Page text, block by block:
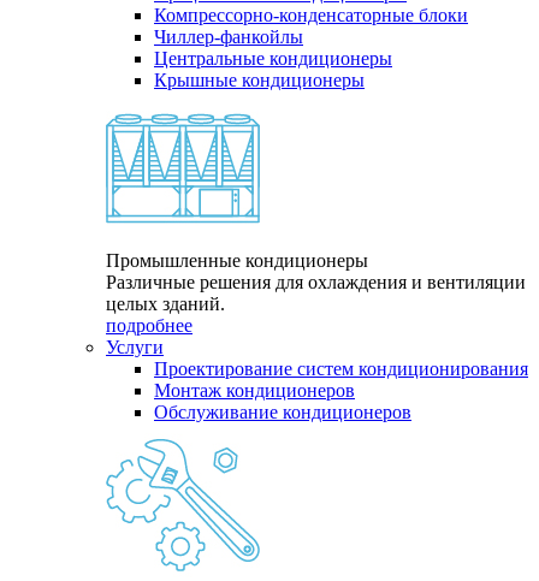
Компрессорно-конденсаторные блоки
Чиллер-фанкойлы
Центральные кондиционеры
Крышные кондиционеры
Промышленные кондиционеры
Различные решения для охлаждения и вентиляции
целых зданий.
подробнее
Услуги
Проектирование систем кондиционирования
Монтаж кондиционеров
Обслуживание кондиционеров